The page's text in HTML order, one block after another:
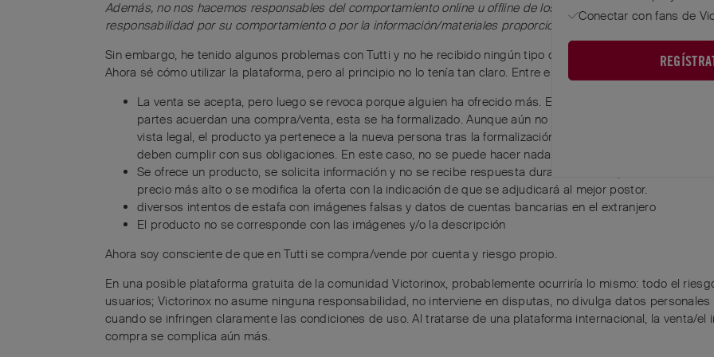
Además, no nos hacemos responsables del comportamiento online u offline de los usuarios y no asumimos
responsabilidad por su comportamiento o por la información/materiales proporcionados por los usuarios.
Sin embargo, he tenido algunos problemas con Tutti y no he recibido ningún tipo de asistencia o ayuda cuando
Ahora sé cómo utilizar la plataforma, pero al principio no lo tenía tan claro. Entre ellos se incluyen:
La venta se acepta, pero luego se revoca porque alguien ha ofrecido más. Esto es ilegal. Desde el
partes acuerdan una compra/venta, esta se ha formalizado. Aunque aún no se haya pagado el dinero,
vista legal, el producto ya pertenece a la nueva persona tras la formalización del contrato de
deben cumplir con sus obligaciones. En este caso, no se puede hacer nada, salvo recurrir a la protección
Se ofrece un producto, se solicita información y no se recibe respuesta durante días. El producto se
precio más alto o se modifica la oferta con la indicación de que se adjudicará al mejor postor.
diversos intentos de estafa con imágenes falsas y datos de cuentas bancarias en el extranjero
El producto no se corresponde con las imágenes y/o la descripción
Ahora soy consciente de que en Tutti se compra/vende por cuenta y riesgo propio.
En una posible plataforma gratuita de la comunidad Victorinox, probablemente ocurriría lo mismo: todo el
usuarios; Victorinox no asume ninguna responsabilidad, no interviene en disputas, no divulga datos
cuando se infringen claramente las condiciones de uso. Al tratarse de una plataforma internacional, la venta/el
compra se complica aún más.
Conectar con fans de